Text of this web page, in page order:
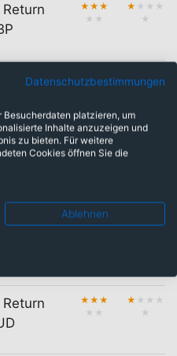
★ ★ ★
★ ★
★ ★ ★ ★
★
Return
★
★★
★
★★★
★★
Fund
★★★
★★
★
★ ★ ★
★ ★
★ ★ ★ ★
★
Datenschutzbestimmungen
Besucherdaten platzieren, um
Inhalte anzuzeigen und
zu bieten. Für weitere
Cookies öffnen Sie die
Ablehnen